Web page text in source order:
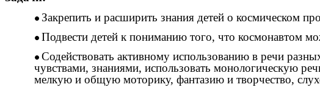
Закрепить и расширить знания детей о космическом
Подвести детей к пониманию того, что космонавтом
Содействовать активному использованию в речи
чувствами, знаниями, использовать монологическую
мелкую и общую моторику, фантазию и творчество,